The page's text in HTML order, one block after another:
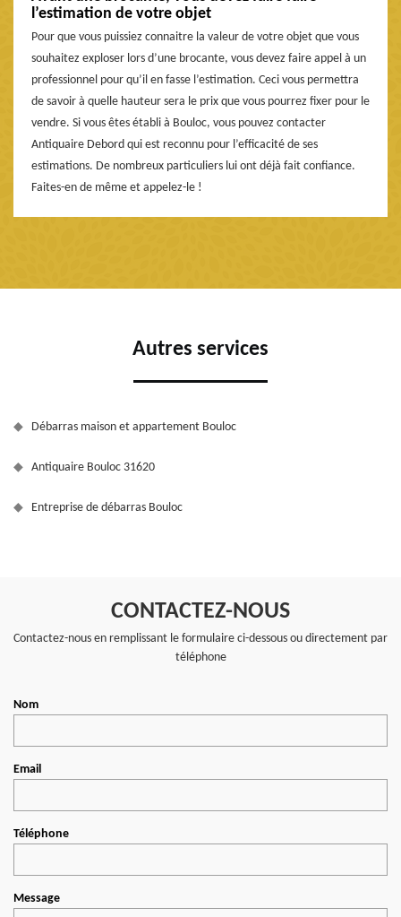
l’estimation de votre objet
Pour que vous puissiez connaitre la valeur de votre objet que vous
souhaitez exploser lors d’une brocante, vous devez faire appel à un
professionnel pour qu’il en fasse l’estimation. Ceci vous permettra
de savoir à quelle hauteur sera le prix que vous pourrez fixer pour le
vendre. Si vous êtes établi à Bouloc, vous pouvez contacter
Antiquaire Debord qui est reconnu pour l’efficacité de ses
estimations. De nombreux particuliers lui ont déjà fait confiance.
Faites-en de même et appelez-le !
Autres services
Débarras maison et appartement Bouloc
Antiquaire Bouloc 31620
Entreprise de débarras Bouloc
CONTACTEZ-NOUS
Contactez-nous en remplissant le formulaire ci-dessous ou directement par
téléphone
Nom
Email
Téléphone
Message